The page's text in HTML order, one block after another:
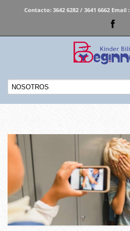
Contacto:3642 6282 / 3641 6662 Email :